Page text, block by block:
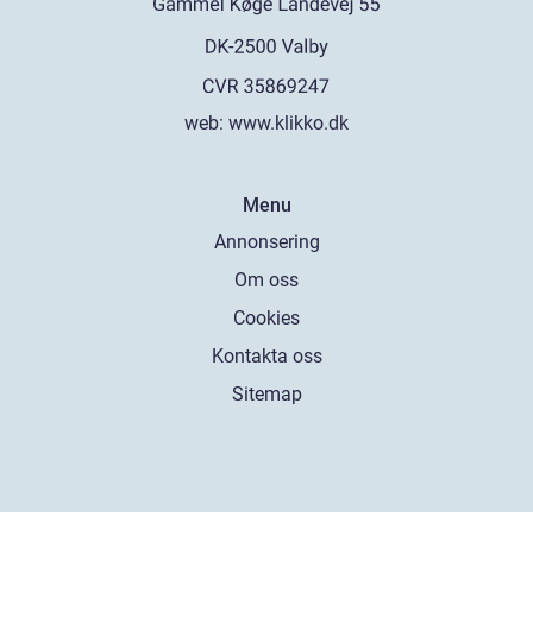
web: www.klikko.dk
Menu
Annonsering
Om oss
Cookies
Kontakta oss
Sitemap